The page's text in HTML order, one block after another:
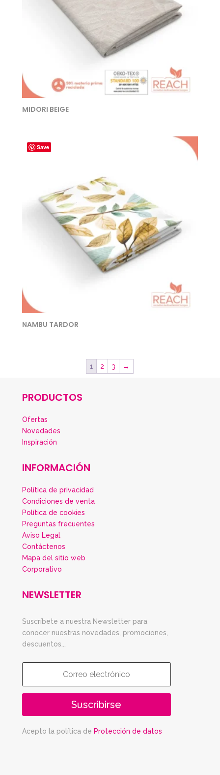
MIDORI BEIGE
Save
NAMBU TARDOR
1 2 3 →
PRODUCTOS
Ofertas
Novedades
Inspiración
INFORMACIÓN
Política de privacidad
Condiciones de venta
Política de cookies
Preguntas frecuentes
Aviso Legal
Contáctenos
Mapa del sitio web
Corporativo
NEWSLETTER
Suscríbete a nuestra Newsletter para
conocer nuestras novedades, promociones,
descuentos...
Suscribirse
Acepto la política de Protección de datos